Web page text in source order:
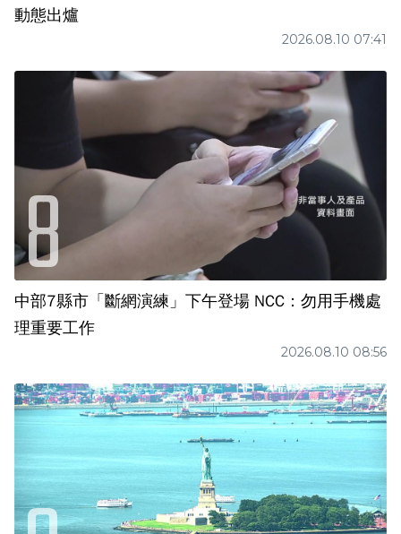
動態出爐
2026.08.10 07:41
中部7縣市「斷網演練」下午登場 NCC：勿用手機處
理重要工作
2026.08.10 08:56